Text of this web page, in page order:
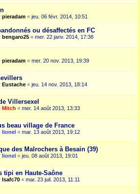
pieradam « jeu. 06 févr. 2014, 10:51
ou désaffectés en FC
bengaro25 « mer. 22 janv. 2014, 17:38
pieradam « mer. 20 nov. 2013, 19:39
Eustache « jeu. 14 nov. 2013, 18:14
Villersexel
Mitch « mer. 14 août 2013, 13:33
beau village de France
lionel « mar. 13 août 2013, 19:12
des Malrochers à Besain (39)
lionel « jeu. 08 août 2013, 19:01
tipi en Haute-Saône
Isafc70 « mar. 23 juil. 2013, 11:11